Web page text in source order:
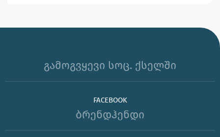
გამოგვყევი სოც. ქსელში
FACEBOOK
ბრენდჰენდი